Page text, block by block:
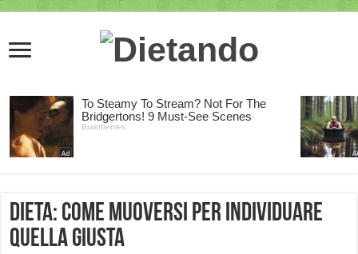
Dieta: come muoversi per individuare
quella giusta